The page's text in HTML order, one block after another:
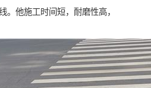
。他施工时间短，耐磨性高，